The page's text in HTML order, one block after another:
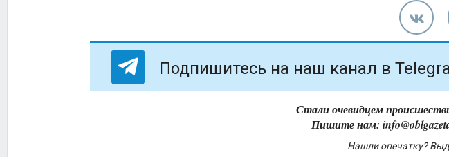
Подпишитесь на наш канал в
Стали очевидцем
Пишите нам:
Нашли опечатку?